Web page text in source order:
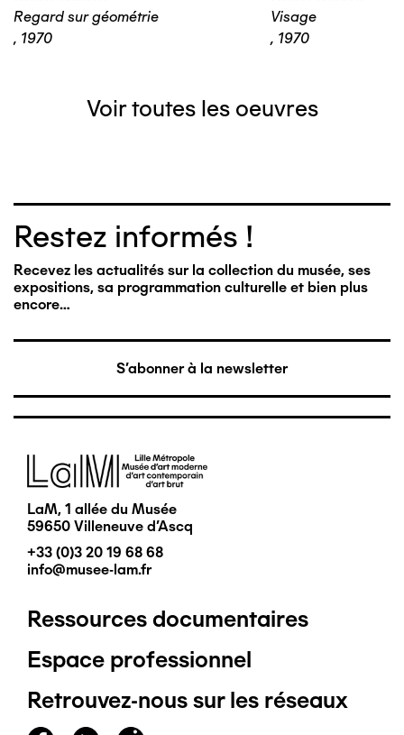
Regard sur géométrie
, 1970
Visage
, 1970
Voir toutes les oeuvres
Restez informés !
Recevez les actualités sur la collection du musée, ses
expositions, sa programmation culturelle et bien plus
encore…
S'abonner à la newsletter
Image
LaM, 1 allée du Musée
59650 Villeneuve d'Ascq
+33 (0)3 20 19 68 68
info@musee-lam.fr
Pied
de
page
Ressources documentaires
Espace professionnel
Retrouvez-nous sur les réseaux